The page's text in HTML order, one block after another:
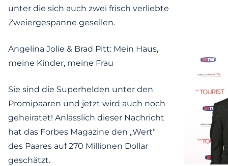
unter die sich auch zwei frisch verliebte
Zweiergespanne gesellen.
Angelina Jolie & Brad Pitt: Mein Haus,
meine Kinder, meine Frau
Sie sind die Superhelden unter den
Promipaaren und jetzt wird auch noch
geheiratet! Anlässlich dieser Nachricht
hat das Forbes Magazine den „Wert“
des Paares auf 270 Millionen Dollar
geschätzt.